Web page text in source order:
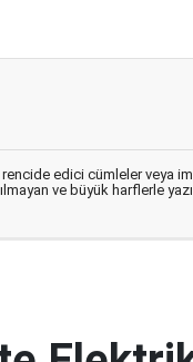
edici cümleler veya
ve büyük harflerle